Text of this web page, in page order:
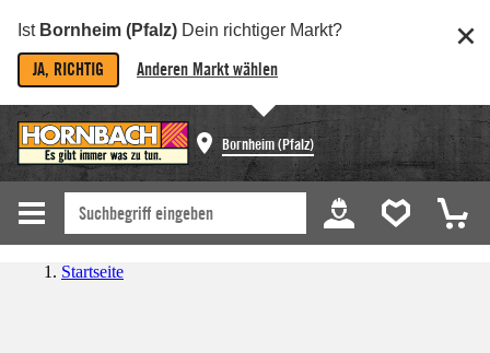
Ist Bornheim (Pfalz) Dein richtiger Markt?
JA, RICHTIG Anderen Markt wählen
Bornheim (Pfalz)
Startseite